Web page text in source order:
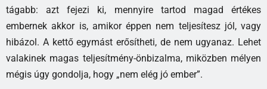
tágabb: azt fejezi ki, mennyire tartod magad értékes
embernek akkor is, amikor éppen nem teljesítesz jól, vagy
hibázol. A kettő egymást erősítheti, de nem ugyanaz. Lehet
valakinek magas teljesítmény-önbizalma, miközben mélyen
mégis úgy gondolja, hogy „nem elég jó ember”.